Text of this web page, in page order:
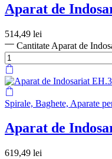
Aparat de
514,49 lei
Cantitate Aparat de
Spirale, Baghete, Aparate
Aparat de
619,49 lei